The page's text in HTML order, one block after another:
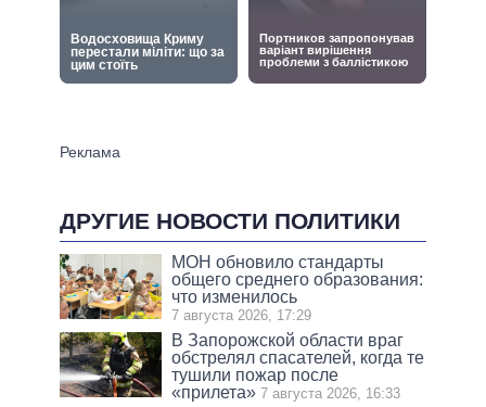
ДРУГИЕ НОВОСТИ ПОЛИТИКИ
МОН обновило стандарты
общего среднего образования:
что изменилось
7 августа 2026, 17:29
В Запорожской области враг
обстрелял спасателей, когда те
тушили пожар после
«прилета» 7 августа 2026, 16:33